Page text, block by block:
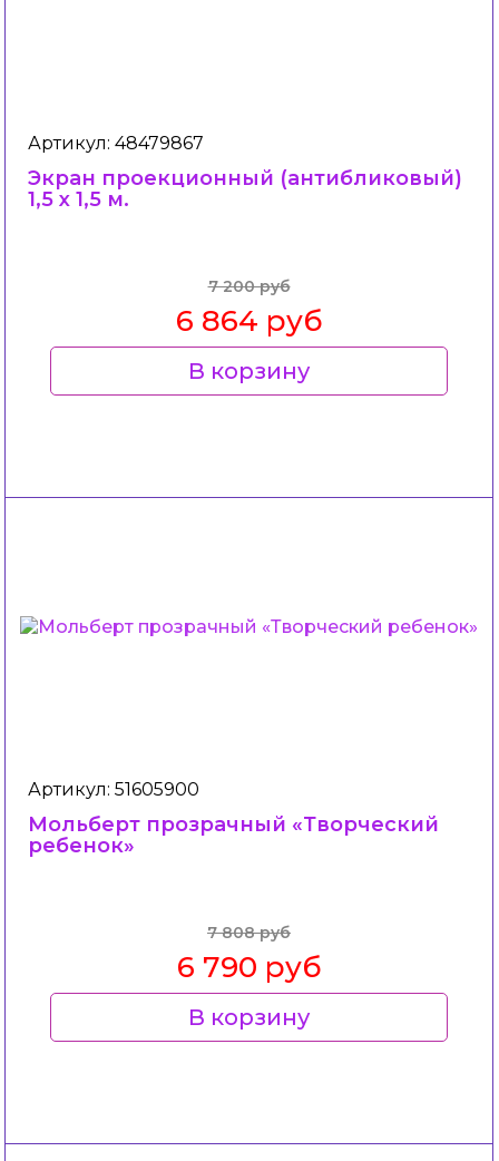
Артикул: 48479867
Экран проекционный (антибликовый)
1,5 х 1,5 м.
7 200 руб
6 864 руб
В корзину
Артикул: 51605900
Мольберт прозрачный «Творческий
ребенок»
7 808 руб
6 790 руб
В корзину